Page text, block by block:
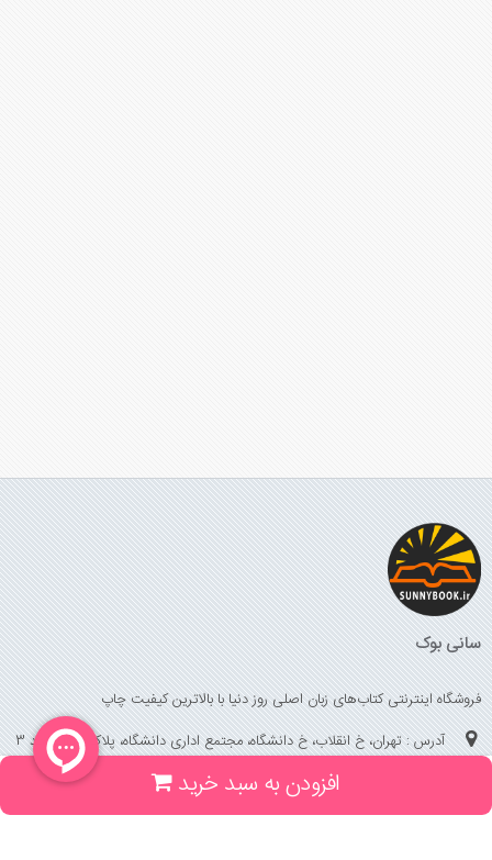
افزودن به سبد خرید
سانی بوک
فروشگاه اینترنتی کتاب‌های زبان اصلی روز دنیا با بالاترین کیفیت چاپ
آدرس : تهران، خ انقلاب، خ دانشگاه، مجتمع اداری دانشگاه، پلاک 158 واحد 3
(جهت خرید حضوری، تلفنی ، پیگیری سفارشات سایت با شماره تلفن 02166175070
تماس حاصل فرمایید)